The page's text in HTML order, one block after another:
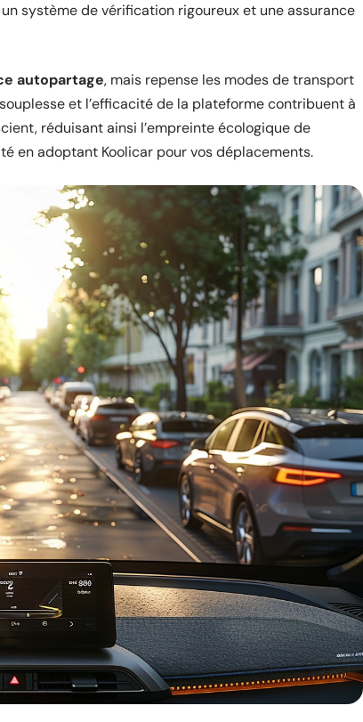
système de vérification rigoureux et une assurance
autopartage, mais repense les modes de transport
et l’efficacité de la plateforme contribuent à
réduisant ainsi l’empreinte écologique de
en adoptant Koolicar pour vos déplacements.